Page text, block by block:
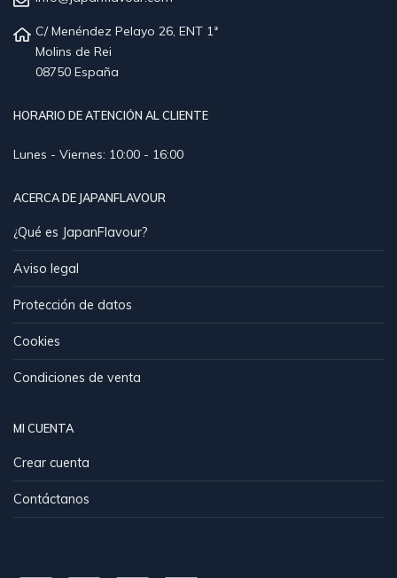
C/ Menéndez Pelayo 26, ENT 1ª
Molins de Rei
08750 España
HORARIO DE ATENCIÓN AL CLIENTE
Lunes - Viernes: 10:00 - 16:00
ACERCA DE JAPANFLAVOUR
¿Qué es JapanFlavour?
Aviso legal
Protección de datos
Cookies
Condiciones de venta
MI CUENTA
Crear cuenta
Contáctanos